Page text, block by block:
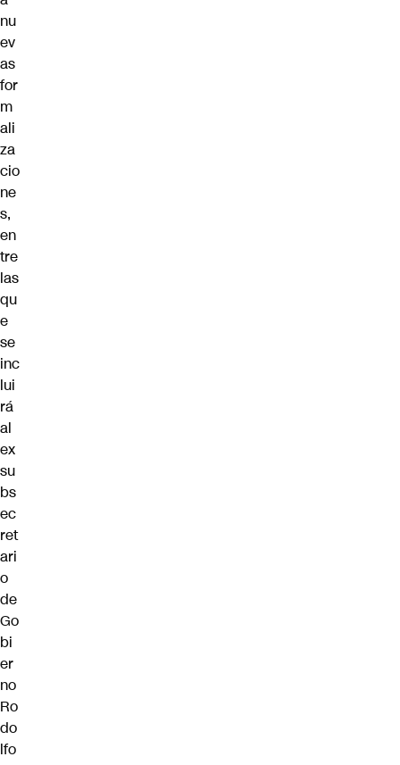
nu
ev
as
for
m
ali
za
cio
ne
s,
en
tre
las
qu
e
se
inc
lui
rá
al
ex
su
bs
ec
ret
ari
o
de
Go
bi
er
no
Ro
do
lfo